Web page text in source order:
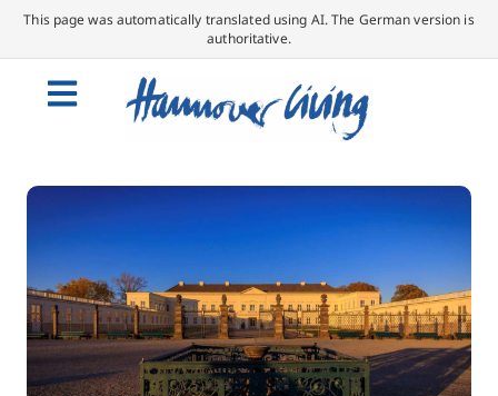
This page was automatically translated using AI. The German version is
authoritative.